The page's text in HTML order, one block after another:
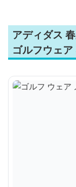
アディダス
ゴルフウェ